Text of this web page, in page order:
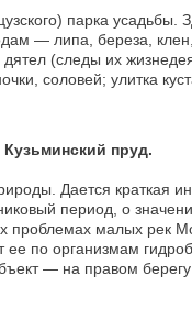
парка усадьбы.
— липа, береза, клен,
(следы их
соловей; улитка
пруд.
Дается краткая
период, о
проблемах малых рек
по организмам
— на правом